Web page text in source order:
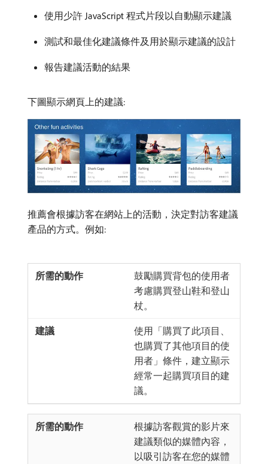
使用少許 JavaScript 程式片段以自動顯示建議
測試和最佳化建議條件及用於顯示建議的設計
報告建議活動的結果
下圖顯示網頁上的建議:
推薦會根據訪客在網站上的活動，決定對訪客建議
產品的方式。例如:
鼓勵購買背包的使用者
考慮購買登山鞋和登山
杖。
使用「購買了此項目、
也購買了其他項目的使
用者」條件，建立顯示
經常一起購買項目的建
議。
根據訪客觀賞的影片來
建議類似的媒體內容，
以吸引訪客在您的媒體